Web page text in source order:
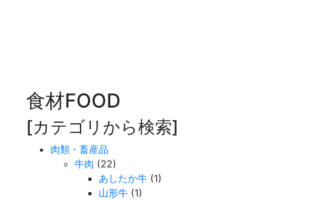
食材FOOD
[カテゴリから検索]
肉類・畜産品
牛肉 (22)
あしたか牛 (1)
山形牛 (1)